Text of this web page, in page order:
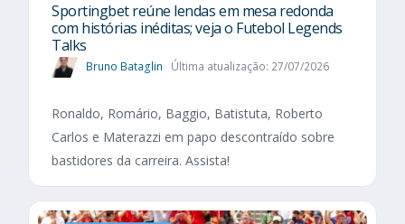
Sportingbet reúne lendas em mesa redonda
com histórias inéditas; veja o Futebol Legends
Talks
Bruno Bataglin Última atualização: 27/07/2026
Ronaldo, Romário, Baggio, Batistuta, Roberto
Carlos e Materazzi em papo descontraído sobre
bastidores da carreira. Assista!